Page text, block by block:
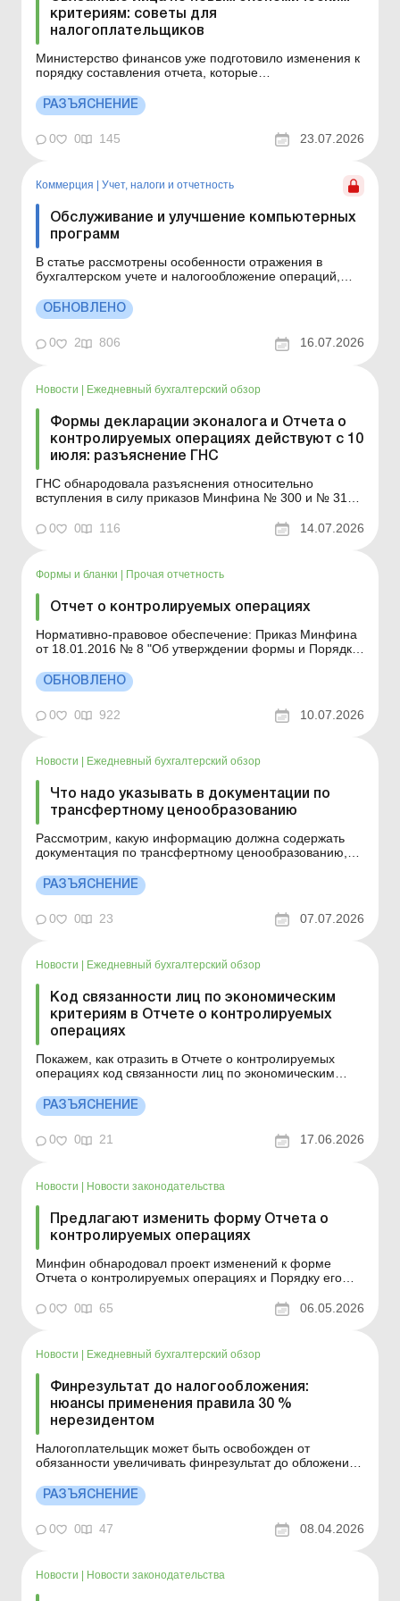
критериям: советы для
налогоплательщиков
Министерство финансов уже подготовило изменения к
порядку составления отчета, которые
новых признаков связанности. Однако к моменту их
официального утверждения использование кода 517
рекомендуемым вариантом. Больше по т...
РАЗЪЯСНЕНИЕ
0 0 145 23.07.2026
Коммерция Учет, налоги и отчетность
Обслуживание и улучшение компьютерных
программ
В статье рассмотрены особенности отражения в
бухгалтерском учете и налогообложение операций,
компьютерных программ. Основные средства:
ремонты, модернизация, реконструкция и
модернизация, реконструкция и восстановлени...
ОБНОВЛЕНО
0 2 806 16.07.2026
Новости | Ежедневный бухгалтерский обзор
Формы декларации эконалога и Отчета о
контролируемых операциях действуют с 10
июля: разъяснение ГНС
ГНС обнародовала разъяснения относительно
вступления в силу приказов Минфина № 300 и № 312.
материала. Більше за темою: Чи треба сплачувати
екологічний податок за тимчасове зберігання відходів –
0 0 116 14.07.2026
Формы и бланки | Прочая отчетность
Отчет о контролируемых операциях
Нормативно-правовое обеспечение: Приказ Минфина
от 18.01.2016 № 8 "Об утверждении формы и Порядка
Форма:
ОБНОВЛЕНО
0 0 922 10.07.2026
Новости Ежедневный бухгалтерский обзор
Что надо указывать в документации по
трансфертному ценообразованию
Рассмотрим, какую информацию должна содержать
документация по трансфертному ценообразованию,
контролируемым операциям, указанным в запросе.
Больше по теме: Переписка с ГНС: как направить
переписка с ГНС: пошаго...
РАЗЪЯСНЕНИЕ
0 0 23 07.07.2026
Новости Ежедневный бухгалтерский обзор
Код связанности лиц по экономическим
критериям в Отчете о контролируемых
операциях
Покажем, как отразить в Отчете о контролируемых
операциях код связанности лиц по экономическим
и тринадцатым пп. «а» пп. 14.1.159 НКУ. Больше по
теме: Приложение ТЦ: трансфертное
ценообразование Как отразить в Отчете о
контролируемых ...
РАЗЪЯСНЕНИЕ
0 0 21 17.06.2026
Новости | Новости законодательства
Предлагают изменить форму Отчета о
контролируемых операциях
Минфин обнародовал проект изменений к форме
Отчета о контролируемых операциях и Порядку его
теме: Приложение ТЦ: трансфертное
ценообразование Проект приказа Минфина «О
контролируемых операциях и Порядок&nbs...
0 0 65 06.05.2026
Новости Ежедневный бухгалтерский обзор
Финрезультат до налогообложения:
нюансы применения правила 30 %
нерезидентом
Налогоплательщик может быть освобожден от
обязанности увеличивать финрезультат до обложения
(отчетного) года на разницы, определенные пп.
140.5.51 НКУ, при условии предоставления
соответствующего документа. Детали см. ниже.
РАЗЪЯСНЕНИЕ
0 0 47 08.04.2026
Новости Новости законодательства